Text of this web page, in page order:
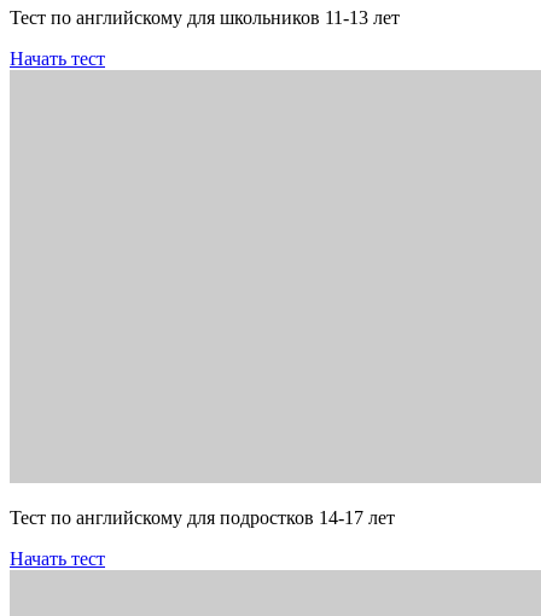
Тест по английскому для школьников 11-13 лет
Начать тест
Тест по английскому для подростков 14-17 лет
Начать тест